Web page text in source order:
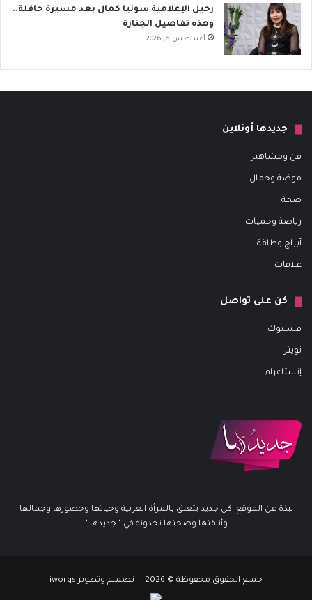
رحيل الإعلامية سونيا كمال بعد مسيرة حافلة..
وهذه تفاصيل الجنازة
أغسطس 6, 2026
جديدها أونلاين
فن ومشاهير
موضة وجمال
صحة
رياضة وحميات
أبراج وطاقة
علاقات
كن على تواصل
فيسبوك
تويتر
إنستاغرام
نبذة عن الموقع: كل جديد يتعلق بالمرأة العربية وحياتها وحضورها وجمالها
وأناقتها وصحتها تجدونه في " جديدها "
جميع الحقوق محفوظة © 2026 تصميم وتطوير iworqs